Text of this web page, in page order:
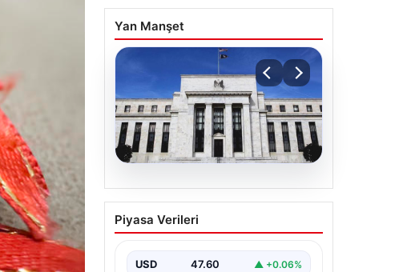
Yan Manşet
05.08.2026
Fed faizi sabit tuttu
{“title”: “ABD Merkez Bankası Faiz
Piyasa Verileri
USD 47.60 ▲ +0.06%